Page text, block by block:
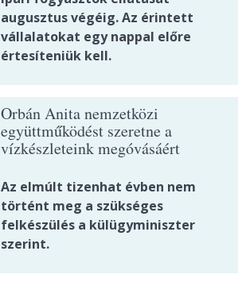
augusztus végéig. Az érintett
vállalatokat egy nappal előre
értesíteniük kell.
Orbán Anita nemzetközi
együttműködést szeretne a
vízkészleteink megóvásáért
Az elmúlt tizenhat évben nem
történt meg a szükséges
felkészülés a külügyminiszter
szerint.